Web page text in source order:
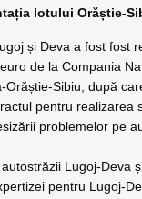
lotului Orăștie-
și Deva a fost fost
de la Compania
Sibiu, după
pentru realizarea
problemelor pe
Lugoj-Deva
pentru Lugoj-